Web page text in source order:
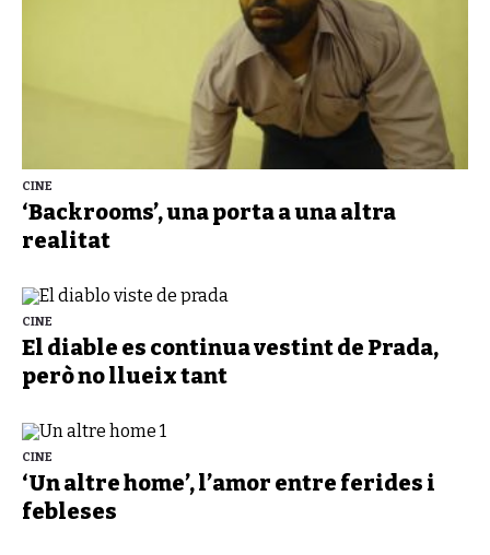
CINE
‘Backrooms’, una porta a una altra
realitat
CINE
El diable es continua vestint de Prada,
però no llueix tant
CINE
‘Un altre home’, l’amor entre ferides i
febleses